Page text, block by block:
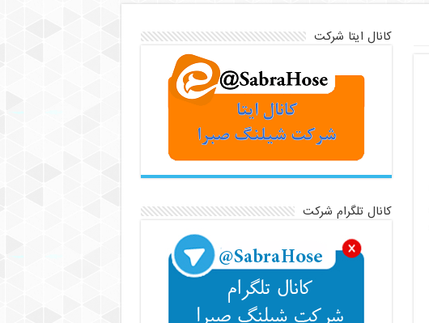
کانال ایتا شرکت
کانال تلگرام شرکت